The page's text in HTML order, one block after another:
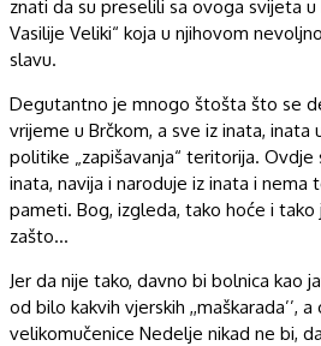
znati da su preselili sa ovoga svijeta
Vasilije Veliki“ koja u njihovom
slavu.
Degutantno je mnogo štošta što se
vrijeme u Brčkom, a sve iz inata, inata
politike „zapišavanja“ teritorija. Ovdje
inata, navija i naroduje iz inata i nema
pameti. Bog, izgleda, tako hoće i tako
zašto…
Jer da nije tako, davno bi bolnica kao
od bilo kakvih vjerskih ,,maškarada’’,
velikomučenice Nedelje nikad ne bi,